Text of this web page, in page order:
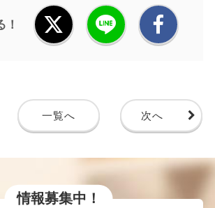
一覧へ 次へ
情報募集中！